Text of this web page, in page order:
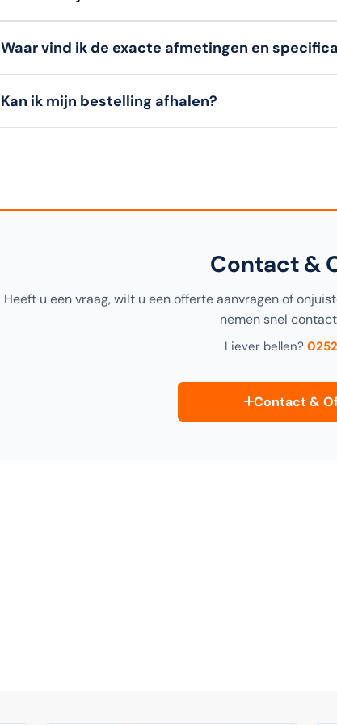
te melden.Zakelijke klanten (B2B)kunnen niet
details.
Waar vind ik de exacte afmetingen en
hieronder op deze pagina, alsook in de
Kan ik mijn bestelling afhalen?
Contact &
Heeft u een vraag, wilt u een offerte aanvragen of
nemen snel
Liever bellen?
Contact &